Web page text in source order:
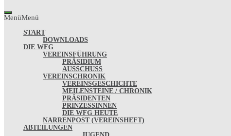
MenüMenü
START
DOWNLOADS
DIE WFG
VEREINSFÜHRUNG
PRÄSIDIUM
AUSSCHUSS
VEREINSCHRONIK
VEREINSGESCHICHTE
MEILENSTEINE / CHRONIK
PRÄSIDENTEN
PRINZESSINNEN
DIE WFG HEUTE
NARRENPOST (VEREINSHEFT)
ABTEILUNGEN